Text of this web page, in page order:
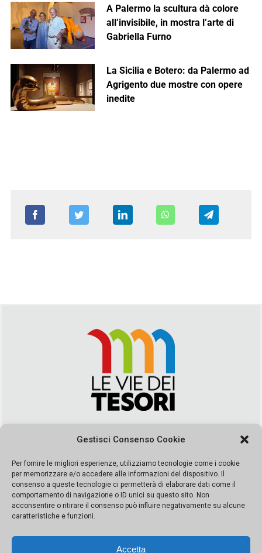
Gestisci Consenso Cookie
Per fornire le migliori esperienze, utilizziamo tecnologie come i cookie
per memorizzare e/o accedere alle informazioni del dispositivo. Il
consenso a queste tecnologie ci permetterà di elaborare dati come il
comportamento di navigazione o ID unici su questo sito. Non
acconsentire o ritirare il consenso può influire negativamente su alcune
caratteristiche e funzioni.
Accetta
A Palermo la scultura dà colore
all’invisibile, in mostra l’arte di
Gabriella Furno
La Sicilia e Botero: da Palermo ad
Agrigento due mostre con opere
inedite
segreteria@leviedeitesori.it
Direttore ResponsabileMarcello Barbaro – Aut. del tribunale di
Palermo n. 19 del 2017 iscrizione al roc numero 37003 Editore
Porta Felice Srl. Sede legale: Via Libertà 93 – 90143 Palermo
Società iscritta alla Camera di Commercio di Palermo Ufficio
065228208251 Capitale 10000 euro IV